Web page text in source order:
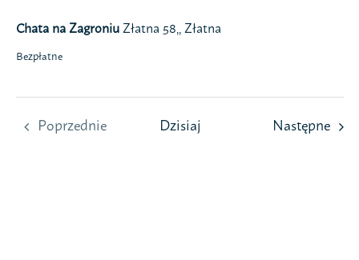
Chata na Zagroniu Złatna 58,, Złatna
Bezpłatne
Poprzednie
Dzisiaj Następne